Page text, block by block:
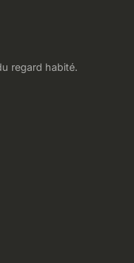
regard habité.